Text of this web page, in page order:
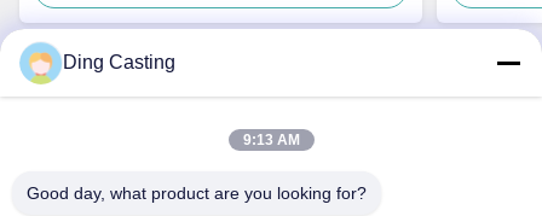
Skontaktuj Się Z Nami
Ding Casting
9:13 AM
Good day, what product are you looking for?